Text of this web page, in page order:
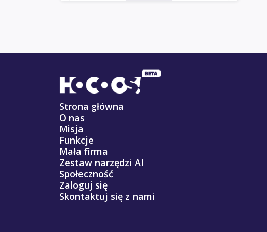
Strona główna
O nas
Misja
Funkcje
Mała firma
Zestaw narzędzi AI
Społeczność
Zaloguj się
Skontaktuj się z nami